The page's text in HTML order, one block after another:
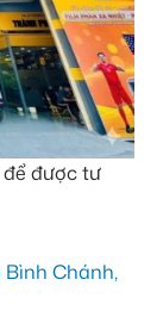
để được tư
Bình Chánh,